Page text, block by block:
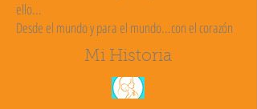
ello...
Desde el mundo y para el mundo...con el corazón
Mi Historia